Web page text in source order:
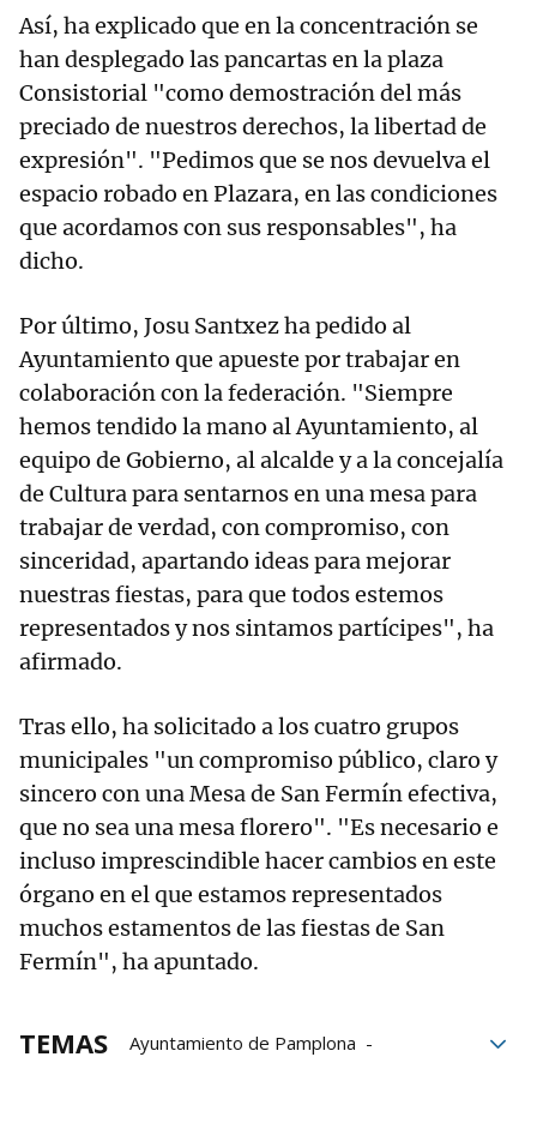
Así, ha explicado que en la concentración se
han desplegado las pancartas en la plaza
Consistorial "como demostración del más
preciado de nuestros derechos, la libertad de
expresión". "Pedimos que se nos devuelva el
espacio robado en Plazara, en las condiciones
que acordamos con sus responsables", ha
dicho.
Por último, Josu Santxez ha pedido al
Ayuntamiento que apueste por trabajar en
colaboración con la federación. "Siempre
hemos tendido la mano al Ayuntamiento, al
equipo de Gobierno, al alcalde y a la concejalía
de Cultura para sentarnos en una mesa para
trabajar de verdad, con compromiso, con
sinceridad, apartando ideas para mejorar
nuestras fiestas, para que todos estemos
representados y nos sintamos partícipes", ha
afirmado.
Tras ello, ha solicitado a los cuatro grupos
municipales "un compromiso público, claro y
sincero con una Mesa de San Fermín efectiva,
que no sea una mesa florero". "Es necesario e
incluso imprescindible hacer cambios en este
órgano en el que estamos representados
muchos estamentos de las fiestas de San
Fermín", ha apuntado.
TEMAS
Ayuntamiento de Pamplona